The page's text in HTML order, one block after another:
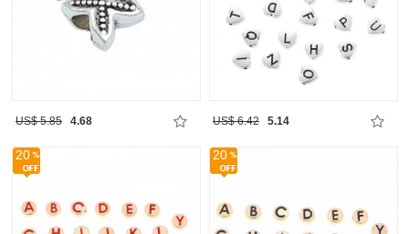
US$ 5.85 4.68 US$ 6.42 5.14
20 20